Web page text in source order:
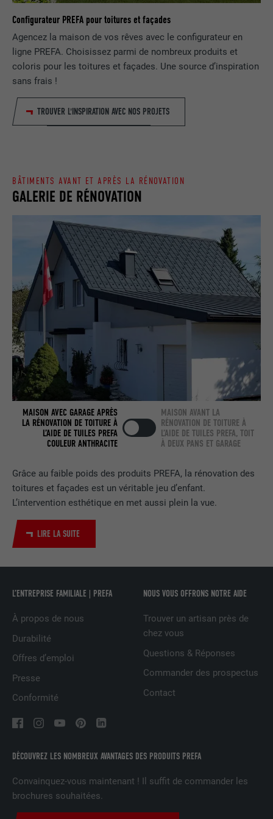
Configurateur PREFA pour toitures et façades
Agencez la maison de vos rêves avec le configurateur en
ligne PREFA. Choisissez parmi de nombreux produits et
coloris pour les toitures et façades. Une source d’inspiration
sans frais !
TROUVER L'INSPIRATION AVEC NOS PROJETS
Grâce au faible poids des produits PREFA, la rénovation des
toitures et façades est un véritable jeu d’enfant.
L’intervention esthétique en met aussi plein la vue.
LIRE LA SUITE
GALERIE DE RÉNOVATION
BÂTIMENTS AVANT ET APRÈS LA RÉNOVATION
MAISON AVEC GARAGE APRÈS
LA RÉNOVATION DE TOITURE À
L’AIDE DE TUILES PREFA
COULEUR ANTHRACITE
MAISON AVANT LA
RÉNOVATION DE TOITURE À
L’AIDE DE TUILES PREFA, TOIT
À DEUX PANS ET GARAGE
DÉCOUVREZ LES NOMBREUX AVANTAGES DES PRODUITS PREFA
Convainquez-vous maintenant ! Il suffit de commander les
brochures souhaitées.
L’ENTREPRISE FAMILIALE | PREFA
À propos de nous
Durabilité
Offres d’emploi
Presse
Conformité
NOUS VOUS OFFRONS NOTRE AIDE
Trouver un artisan près de
chez vous
Questions & Réponses
Commander des prospectus
Contact
UTILITÉ
Enregistre un identifiant unique utilisé
pour générer des données statistiques
sur la manière dont l'utilisateur utilise le
site Internet.
NOM _gaexp
FOURNISSEUR Google Optimize
UTILITÉ
Est placé afin de tester si le navigateur
autorise l'utilisation de cookies. Ne
FOURNISSEUR ads.linkedin.com
EXPIRATION Session
UTILITÉ
l'utilisateur pour un site Internet.
FOURNISSEUR LinkedIn
EXPIRATION Session
UTILITÉ
Utilisé par LinkedIn lorsqu'un site
Internet contient une fenêtre « Suivez-
nous » intégrée.
NOM bcookie
FOURNISSEUR
EXPIRATION
UTILITÉ
Utilisé par le service de réseau social
LinkedIn pour suivre l'utilisation de
services intégrés.
bscookie
FOURNISSEUR LinkedIn
EXPIRATION 2 ans
NOM UserMatchHistory
FOURNISSEUR
EXPIRATION
UTILITÉ
plusieurs sites Internet afin d'afficher de
l'utilisateur.
FOURNISSEUR